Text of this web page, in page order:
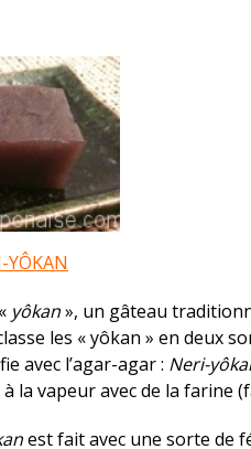
yôkan», un gâteau
les « yôkan » en deux
avec l’agar-agar : Neri-
à la vapeur avec de la farine
est fait avec une sorte de